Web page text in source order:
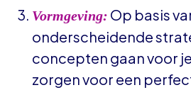
Vormgeving: Op basis
onderscheidende
concepten gaan voor
zorgen voor een